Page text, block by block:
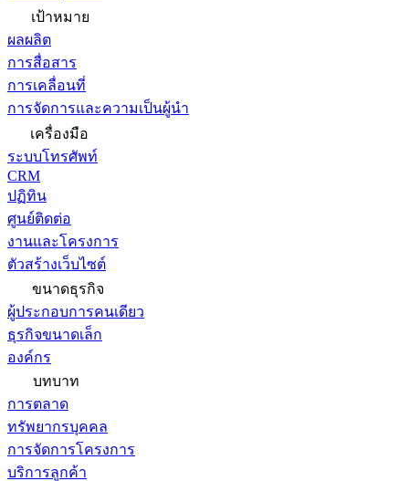
เป้าหมาย
ผลผลิต
การสื่อสาร
การเคลื่อนที่
การจัดการและความเป็นผู้นำ
เครื่องมือ
ระบบโทรศัพท์
CRM
ปฏิทิน
ศูนย์ติดต่อ
งานและโครงการ
ตัวสร้างเว็บไซต์
ขนาดธุรกิจ
ผู้ประกอบการคนเดียว
ธุรกิจขนาดเล็ก
องค์กร
บทบาท
การตลาด
ทรัพยากรบุคคล
การจัดการโครงการ
บริการลูกค้า